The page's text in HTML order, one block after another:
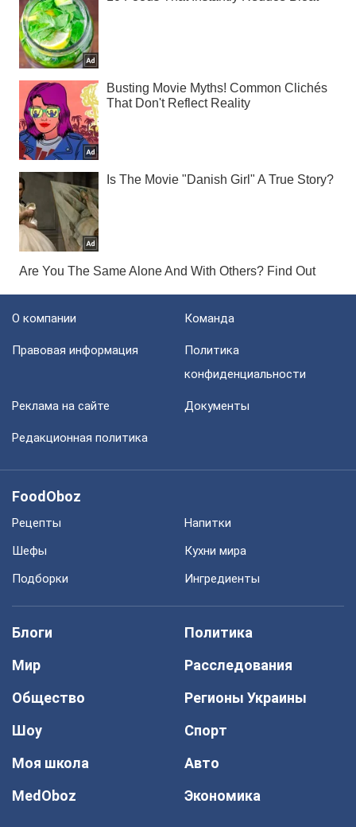
О компании Команда
Правовая информация
Политика
конфиденциальности
Реклама на сайте Документы
Редакционная политика
FoodOboz
Рецепты
Напитки
Шефы
Кухни мира
Подборки
Ингредиенты
Блоги
Политика
Мир
Расследования
Общество
Регионы Украины
Шоу
Спорт
Моя школа
Авто
MedOboz
Экономика